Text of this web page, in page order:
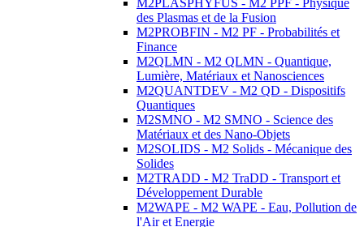
M2PLASPHYFUS - M2 PPF - Physique
des Plasmas et de la Fusion
M2PROBFIN - M2 PF - Probabilités et
Finance
M2QLMN - M2 QLMN - Quantique,
Lumière, Matériaux et Nanosciences
M2QUANTDEV - M2 QD - Dispositifs
Quantiques
M2SMNO - M2 SMNO - Science des
Matériaux et des Nano-Objets
M2SOLIDS - M2 Solids - Mécanique des
Solides
M2TRADD - M2 TraDD - Transport et
Développement Durable
M2WAPE - M2 WAPE - Eau, Pollution de
l'Air et Energie